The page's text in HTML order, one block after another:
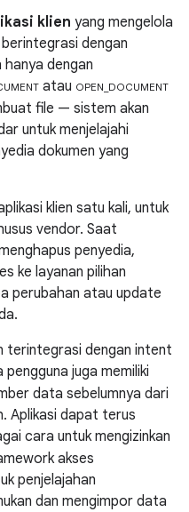
klien yang mengelola
dengan
dengan
atau OPEN_DOCUMENT
file — sistem akan
untuk menjelajahi
dokumen yang
klien satu kali, untuk
vendor. Saat
penyedia,
ke layanan pilihan
perubahan atau update
terintegrasi dengan intent
juga memiliki
data sebelumnya dari
Aplikasi dapat terus
cara untuk mengizinkan
akses
penjelajahan
dan mengimpor data